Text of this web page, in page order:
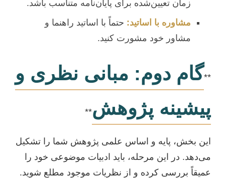
زمان تعیین‌شده برای پایان‌نامه متناسب باشد.
مشاوره با اساتید: حتماً با اساتید راهنما و
مشاور خود مشورت کنید.
**گام دوم: مبانی نظری و
پیشینه پژوهش**
این بخش، پایه و اساس علمی پژوهش شما را تشکیل
می‌دهد. در این مرحله، باید ادبیات موضوعی خود را
عمیقاً بررسی کرده و از نظریات موجود مطلع شوید.